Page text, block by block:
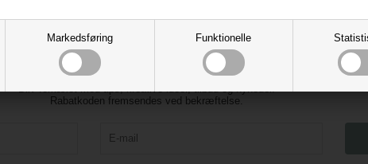
Markedsføring Funktionelle
Tilmeld vores nyhedsbrev og få 10% rabat
Rabatkoden fremsendes ved bekræftelse.